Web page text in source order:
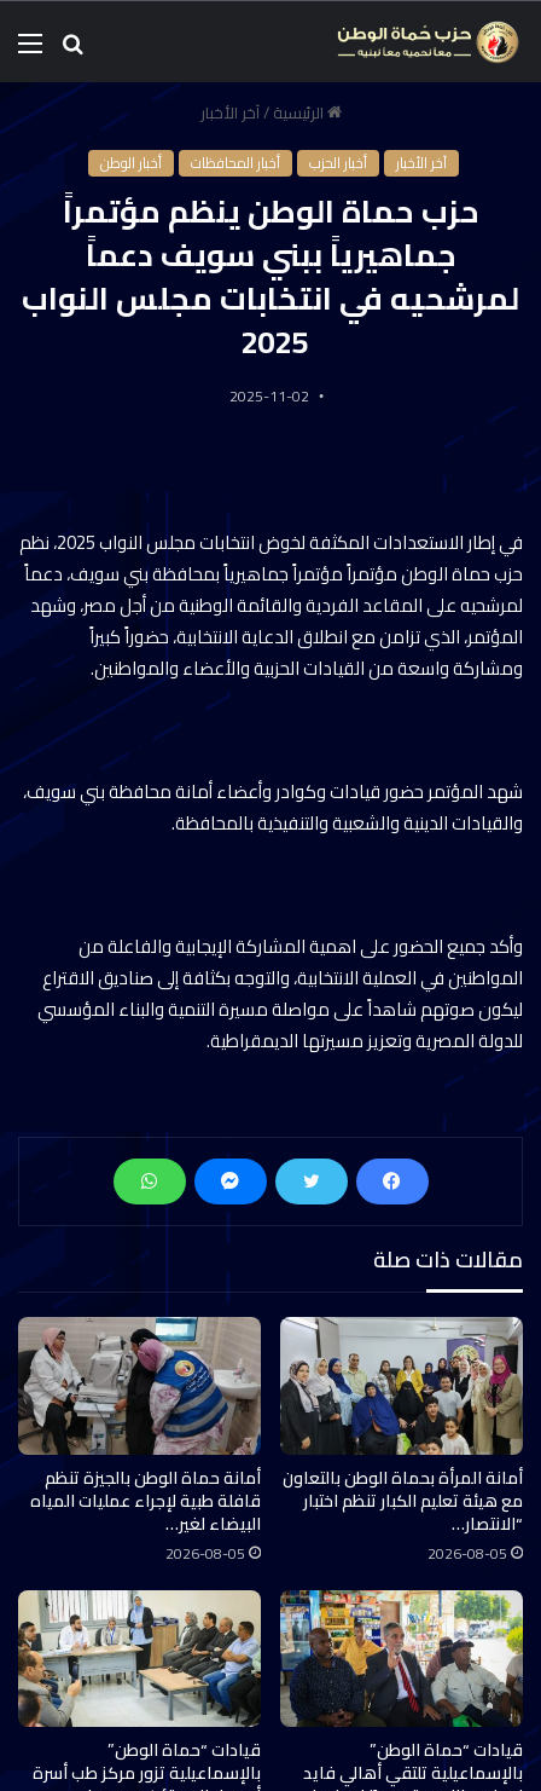
الرئيسية/آخر الأخبار
آخر الأخبار أخبار الحزب أخبار المحافظات أخبار الوطن
حزب حماة الوطن ينظم مؤتمراً
جماهيرياً ببني سويف دعماً
لمرشحيه في انتخابات مجلس النواب
2025
2025-11-02
في إطار الاستعدادات المكثفة لخوض انتخابات مجلس النواب 2025، نظم
حزب حماة الوطن مؤتمراً مؤتمراً جماهيرياً بمحافظة بني سويف، دعماً
لمرشحيه على المقاعد الفردية والقائمة الوطنية من أجل مصر، وشهد
المؤتمر، الذي تزامن مع انطلاق الدعاية الانتخابية، حضوراً كبيراً
ومشاركة واسعة من القيادات الحزبية والأعضاء والمواطنين.
شهد المؤتمر حضور قيادات وكوادر وأعضاء أمانة محافظة بني سويف،
والقيادات الدينية والشعبية والتنفيذية بالمحافظة.
وأكد جميع الحضور على اهمية المشاركة الإيجابية والفاعلة من
المواطنين في العملية الانتخابية، والتوجه بكثافة إلى صناديق الاقتراع
ليكون صوتهم شاهداً على مواصلة مسيرة التنمية والبناء المؤسسي
للدولة المصرية وتعزيز مسيرتها الديمقراطية.
مقالات ذات صلة
أمانة المرأة بحماة الوطن بالتعاون
مع هيئة تعليم الكبار تنظم اختبار
“الانتصار…
2026-08-05
أمانة حماة الوطن بالجيزة تنظم
قافلة طبية لإجراء عمليات المياه
البيضاء لغير…
2026-08-05
قيادات “حماة الوطن”
بالإسماعيلية تلتقي أهالي فايد
قيادات “حماة الوطن”
بالإسماعيلية تزور مركز طب أسرة